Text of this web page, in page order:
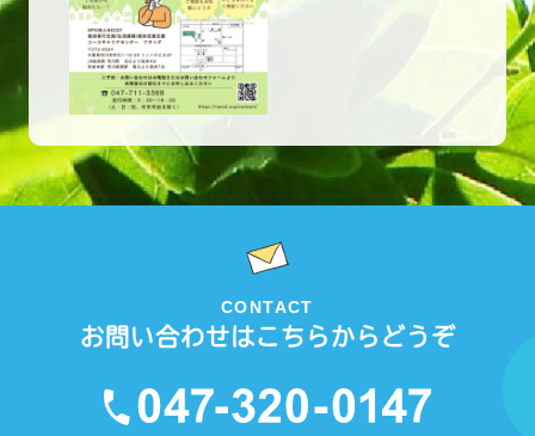
CONTACT
お問い合わせはこちらからどうぞ